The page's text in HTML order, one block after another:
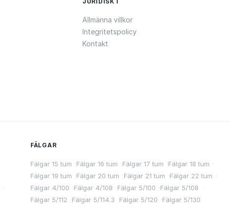
Allmänna villkor
Integritetspolicy
Kontakt
·
FÄLGAR
Fälgar 15 tum ·Fälgar 16 tum ·Fälgar 17 tum ·Fälgar 18 tum ·
Fälgar 19 tum ·Fälgar 20 tum ·Fälgar 21 tum ·Fälgar 22 tum ·
Fälgar 4/100 ·Fälgar 4/108 ·Fälgar 5/100 ·Fälgar 5/108 ·
Fälgar 5/112 ·Fälgar 5/114.3 ·Fälgar 5/120 ·Fälgar 5/130